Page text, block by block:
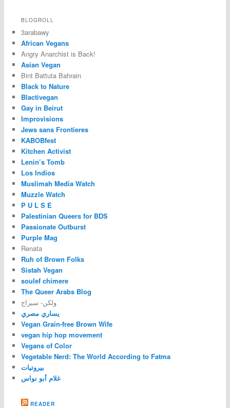
BLOGROLL
3arabawy
African Vegans
Angry Anarchist is Back!
Asian Vegan
Bint Battuta Bahrain
Black to Nature
Blactivegan
Gay in Beirut
Improvisions
Jews sans Frontieres
KABOBfest
Kitchen Activist
Lenin’s Tomb
Los Indios
Muslimah Media Watch
Muzzle Watch
P U L S E
Palestinian Queers for BDS
Passionate Outburst
Purple Mag
Renata
Ruh of Brown Folks
Sistah Vegan
soulef chimere
The Queer Arabs Blog
ولكن- سيراج
يساري مصري
Vegan Grain-free Brown Wife
vegan hip hop movement
Vegans of Color
Vegetable Nerd: The World According to Fatma
بيروتيات
غلام أبو نواس
READER